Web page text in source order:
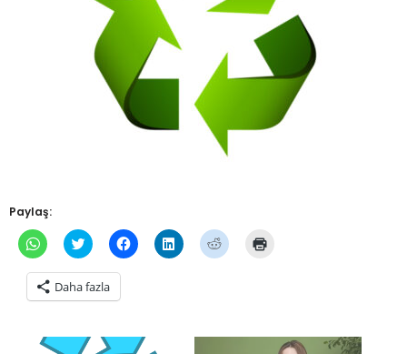
Paylaş:
WhatsApp'ta
paylaşmak
tıklayın
(Yeni
pencerede
Twitter
üzerinde
için
tıklayın
(Yeni
Facebook'ta
paylaşmak
Linkedln
üzerinden
Reddit
üzerinde
Daha fazla